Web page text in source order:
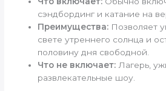
сэндбординг и катание на
Преимущества: Позволяет
свете утреннего солнца и
половину дня свободной.
Что не включает: Лагерь,
развлекательные шоу.